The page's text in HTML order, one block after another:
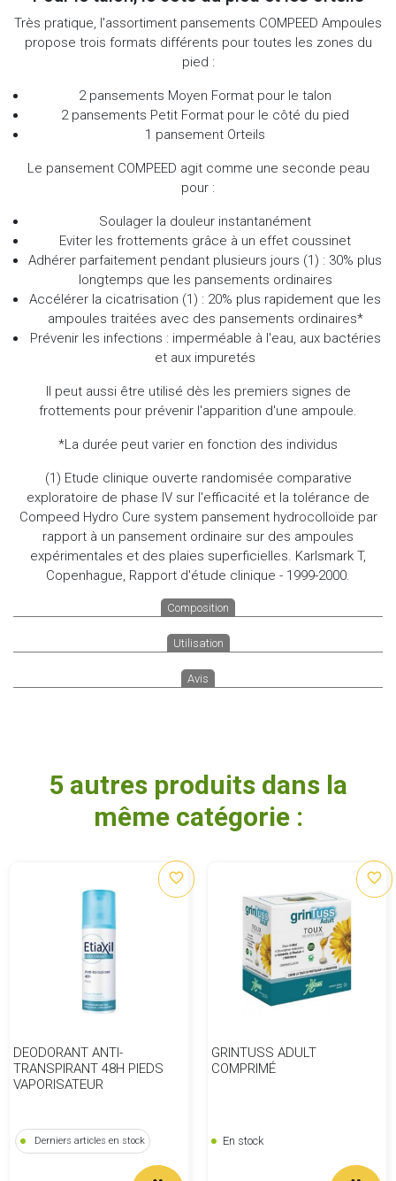
Très pratique, l'assortiment pansements COMPEED Ampoules
propose trois formats différents pour toutes les zones du
pied :
2 pansements Moyen Format pour le talon
2 pansements Petit Format pour le côté du pied
1 pansement Orteils
Le pansement COMPEED agit comme une seconde peau
pour :
Soulager la douleur instantanément
Eviter les frottements grâce à un effet coussinet
Adhérer parfaitement pendant plusieurs jours (1) : 30% plus
longtemps que les pansements ordinaires
Accélérer la cicatrisation (1) : 20% plus rapidement que les
ampoules traitées avec des pansements ordinaires*
Prévenir les infections : imperméable à l'eau, aux bactéries
et aux impuretés
Il peut aussi être utilisé dès les premiers signes de
frottements pour prévenir l'apparition d'une ampoule.
*La durée peut varier en fonction des individus
(1) Etude clinique ouverte randomisée comparative
exploratoire de phase IV sur l'efficacité et la tolérance de
Compeed Hydro Cure system pansement hydrocolloïde par
rapport à un pansement ordinaire sur des ampoules
expérimentales et des plaies superficielles. Karlsmark T,
Copenhague, Rapport d'étude clinique - 1999-2000.
Composition
Utilisation
Avis
5 autres produits dans la
même catégorie :
DEODORANT ANTI-
TRANSPIRANT 48H PIEDS
VAPORISATEUR
favorite_border
Derniers articles en stock
GRINTUSS ADULT
COMPRIMÉ
favorite_border
En stock